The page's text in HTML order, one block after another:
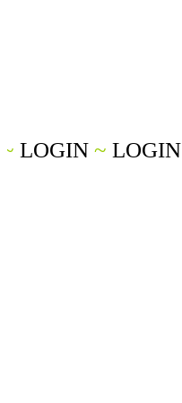
~ LOGIN ~ LOGIN